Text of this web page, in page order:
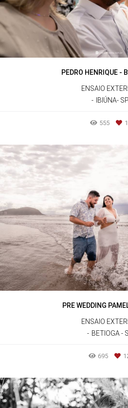
PEDRO HENRIQUE -
ENSAIO
IBIÚNA- SP
555 1
PRE WEDDING
ENSAIO
BETIOGA -
695